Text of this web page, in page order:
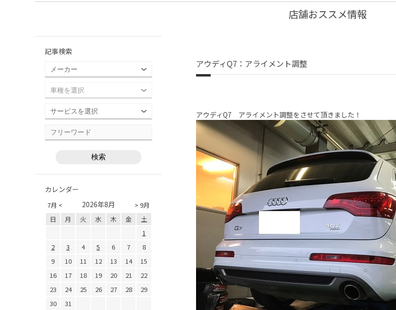
店舗おススメ情報
アウディQ7：アライメント調整
アウディQ7 アライメント調整をさせて頂きました！
記事検索
カレンダー
7月 < > 9月
2026年8月
日 月 火 水 木 金
土
1
2
3 4 5 6 7
8
9
10 11 12 13 14
15
16
17 18 19 20 21
22
23
24 25 26 27 28
29
30
31